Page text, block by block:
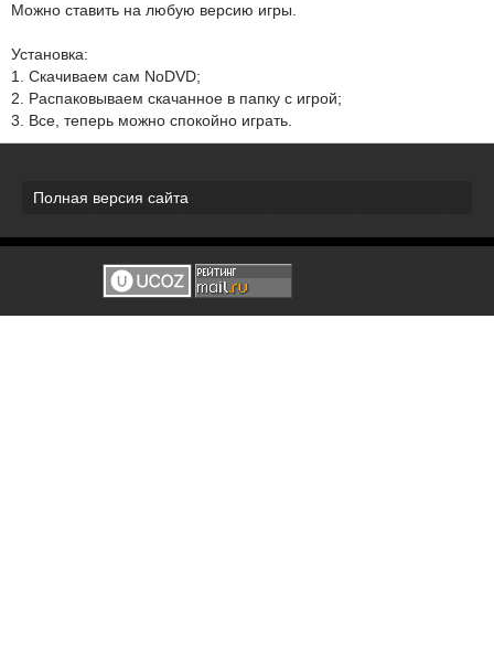
Можно ставить на любую версию игры.
Установка:
1. Скачиваем сам NoDVD;
2. Распаковываем скачанное в папку с игрой;
3. Все, теперь можно спокойно играть.
Полная версия сайта